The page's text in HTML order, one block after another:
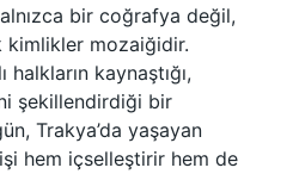
bir coğrafya değil,
mozaiğidir.
halkların kaynaştığı,
şekillendirdiği bir
Trakya’da yaşayan
hem içselleştirir hem de